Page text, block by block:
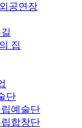
공연장
집
단
예술단
합창단